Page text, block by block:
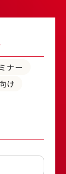
ナー
け